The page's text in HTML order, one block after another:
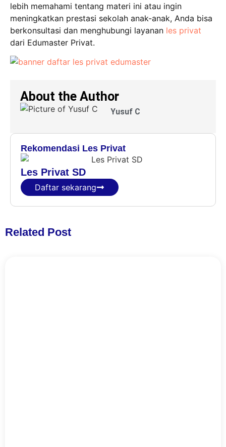
lebih memahami tentang materi ini atau ingin
meningkatkan prestasi sekolah anak-anak, Anda bisa
berkonsultasi dan menghubungi layanan les privat
dari Edumaster Privat.
About the Author
Yusuf C
Rekomendasi Les Privat
Les Privat SD
Daftar sekarang
Related Post